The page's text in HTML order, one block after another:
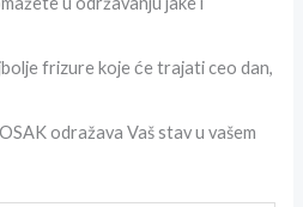
frizure koje će trajati ceo dan,
odražava Vaš stav u vašem